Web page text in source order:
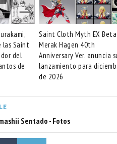
las Saint
del
de
Saint Cloth Myth EX Beta
Merak Hagen 40th
Anniversary Ver. anuncia
lanzamiento para
de 2026
Sentado - Fotos